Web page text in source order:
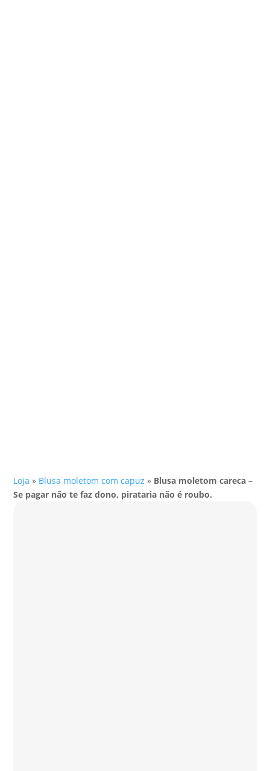
Loja » Blusa moletom com capuz » Blusa moletom careca –
Se pagar não te faz dono, pirataria não é roubo.